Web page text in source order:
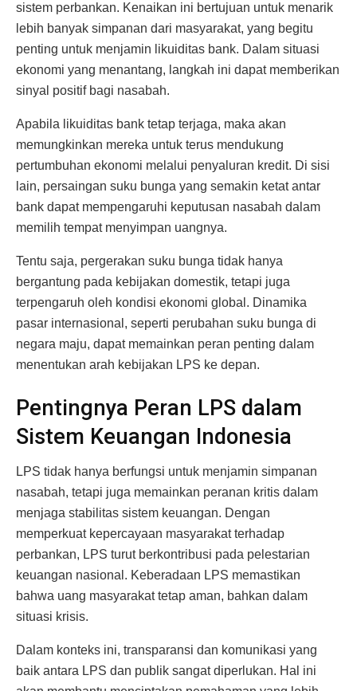
sistem perbankan. Kenaikan ini bertujuan untuk menarik
lebih banyak simpanan dari masyarakat, yang begitu
penting untuk menjamin likuiditas bank. Dalam situasi
ekonomi yang menantang, langkah ini dapat memberikan
sinyal positif bagi nasabah.
Apabila likuiditas bank tetap terjaga, maka akan
memungkinkan mereka untuk terus mendukung
pertumbuhan ekonomi melalui penyaluran kredit. Di sisi
lain, persaingan suku bunga yang semakin ketat antar
bank dapat mempengaruhi keputusan nasabah dalam
memilih tempat menyimpan uangnya.
Tentu saja, pergerakan suku bunga tidak hanya
bergantung pada kebijakan domestik, tetapi juga
terpengaruh oleh kondisi ekonomi global. Dinamika
pasar internasional, seperti perubahan suku bunga di
negara maju, dapat memainkan peran penting dalam
menentukan arah kebijakan LPS ke depan.
Pentingnya Peran LPS dalam
Sistem Keuangan Indonesia
LPS tidak hanya berfungsi untuk menjamin simpanan
nasabah, tetapi juga memainkan peranan kritis dalam
menjaga stabilitas sistem keuangan. Dengan
memperkuat kepercayaan masyarakat terhadap
perbankan, LPS turut berkontribusi pada pelestarian
keuangan nasional. Keberadaan LPS memastikan
bahwa uang masyarakat tetap aman, bahkan dalam
situasi krisis.
Dalam konteks ini, transparansi dan komunikasi yang
baik antara LPS dan publik sangat diperlukan. Hal ini